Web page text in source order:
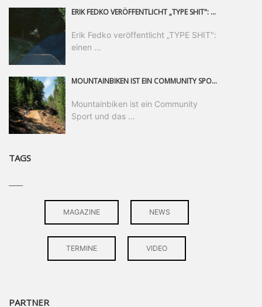
ERIK FEDKO VERÖFFENTLICHT „TYPE SHIT": EINEN 23-MINÜTIGEN MOUNTAINBIKE-FILM, ÜBER DREI JAHRE RUND UM DIE WELT GEDREHT. ZEITGLEICH LAUNCHT ER DIE GLEICHNAMIGE KOLLEKTION SEINER BRAND TYPE. EIN SEGMENT DES FILMS ERSCHEINT SEPARAT AUF RED BULL BIKE.
Erik Fedko veröffentlicht „TYPE SHIT":
einen ...
MOUNTAINBIKEN IST EIN COMMUNITY SPORT UND DAS BEWEIST SICH IN DER BIKE REPUBLIC SÖLDEN GERADE EINDRUCKSVOLL AUF ALLEN LEVELN. FREERIDE PROFI, SHAPERIN UND FRISCH GEWÄHLTE SWATCH NINES MVP VERO SANDLER IST BEGEISTERT VON DER VIELFALT DER BIKE DESTINATION, DER NEUEN JUMPLINE UND PLÄDIERT FÜR MUT BEI (FRAUEN) COMMUNITIES. VERO UND IHR VERLOBTER SAM HODGES VERBRINGEN MEHRERE MONATE IN DER BIKE REPUBLIC UND LASSEN UNS DARAN TEILHABEN. UM COMMUNITY GEHT ES AUCH BEI DER PARTNERSCHAFT ZWISCHEN SÖLDEN UND DEM NEUEN RIDERS PARK DONOVALY IN DER SLOWAKEI: DER DORTIGE TOURISMUSDIREKTOR JIRI PEC IST ÜBERZEUGT: VON MEHR BIKEPARKS PROFITIERT DIE GANZE MTB-SZENE – UND MIT DOMINIK LINSER, GESCHÄFTSFÜHRER DER BRS, HAT ER DAMIT DEN PERFEKTEN PARTNER GEFUNDEN.
Mountainbiken ist ein Community
Sport und das ...
TAGS
MAGAZINE NEWS
TERMINE VIDEO
PARTNER